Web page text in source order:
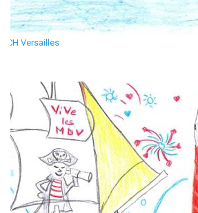
CH Versailles